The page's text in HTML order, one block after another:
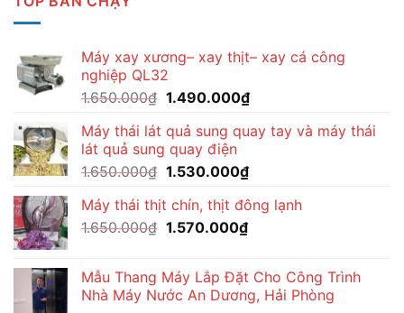
Máy xay xương– xay thịt– xay cá công
nghiệp QL32
1.650.000₫ Giá
là:
1.650.000₫.
1.490.000₫Giá
tại
1.490.000₫.
Máy thái lát quả sung quay tay và máy thái
lát quả sung quay điện
1.650.000₫ Giá
là:
1.650.000₫.
1.530.000₫Giá
tại
là:
Máy thái thịt chín, thịt đông lạnh
1.650.000₫ Giá
1.650.000₫.
1.570.000₫Giá
là:
1.570.000₫.
Mẫu Thang Máy Lắp Đặt Cho Công Trình
Nhà Máy Nước An Dương, Hải Phòng